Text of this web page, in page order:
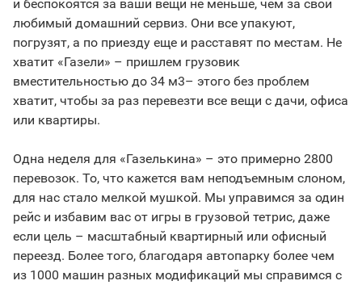
и беспокоятся за ваши вещи не меньше, чем за свой
любимый домашний сервиз. Они все упакуют,
погрузят, а по приезду еще и расставят по местам. Не
хватит «Газели» – пришлем грузовик
вместительностью до 34 м3– этого без проблем
хватит, чтобы за раз перевезти все вещи с дачи, офиса
или квартиры.
Одна неделя для «Газелькина» – это примерно 2800
перевозок. То, что кажется вам неподъемным слоном,
для нас стало мелкой мушкой. Мы управимся за один
рейс и избавим вас от игры в грузовой тетрис, даже
если цель – масштабный квартирный или офисный
переезд. Более того, благодаря автопарку более чем
из 1000 машин разных модификаций мы справимся с